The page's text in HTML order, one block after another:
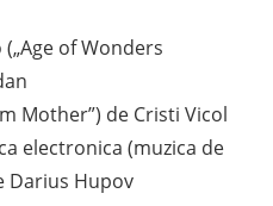
of Wonders
Mother”) de Cristi Vicol
electronica (muzica de
Darius Hupov